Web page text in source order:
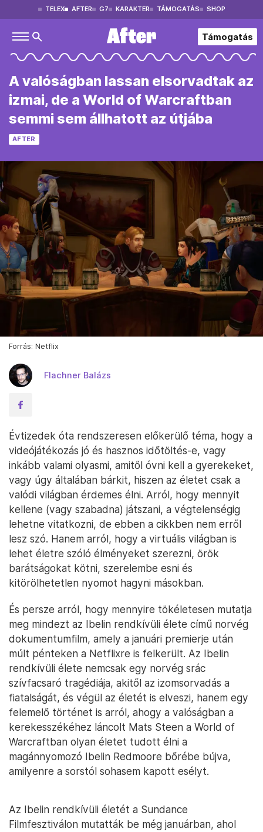
TELEX AFTER G7 KARAKTER TÁMOGATÁS SHOP
Támogatás
A valóságban lassan elsorvadtak az
izmai, de a World of Warcraftban
semmi sem állhatott az útjába
AFTER
Forrás: Netflix
Flachner Balázs
Évtizedek óta rendszeresen előkerülő téma, hogy a
videójátékozás jó és hasznos időtöltés-e, vagy
inkább valami olyasmi, amitől óvni kell a gyerekeket,
vagy úgy általában bárkit, hiszen az életet csak a
valódi világban érdemes élni. Arról, hogy mennyit
kellene (vagy szabadna) játszani, a végtelenségig
lehetne vitatkozni, de ebben a cikkben nem erről
lesz szó. Hanem arról, hogy a virtuális világban is
lehet életre szóló élményeket szerezni, örök
barátságokat kötni, szerelembe esni és
kitörölhetetlen nyomot hagyni másokban.
És persze arról, hogy mennyire tökéletesen mutatja
meg mindezt az Ibelin rendkívüli élete című norvég
dokumentumfilm, amely a januári premierje után
múlt pénteken a Netflixre is felkerült. Az Ibelin
rendkívüli élete nemcsak egy norvég srác
szívfacsaró tragédiája, akitől az izomsorvadás a
fiatalságát, és végül az életét is elveszi, hanem egy
felemelő történet is arról, ahogy a valóságban a
kerekesszékéhez láncolt Mats Steen a World of
Warcraftban olyan életet tudott élni a
magánnyomozó Ibelin Redmoore bőrébe bújva,
amilyenre a sorstól sohasem kapott esélyt.
Az Ibelin rendkívüli életét a Sundance
Filmfesztiválon mutatták be még januárban, ahol